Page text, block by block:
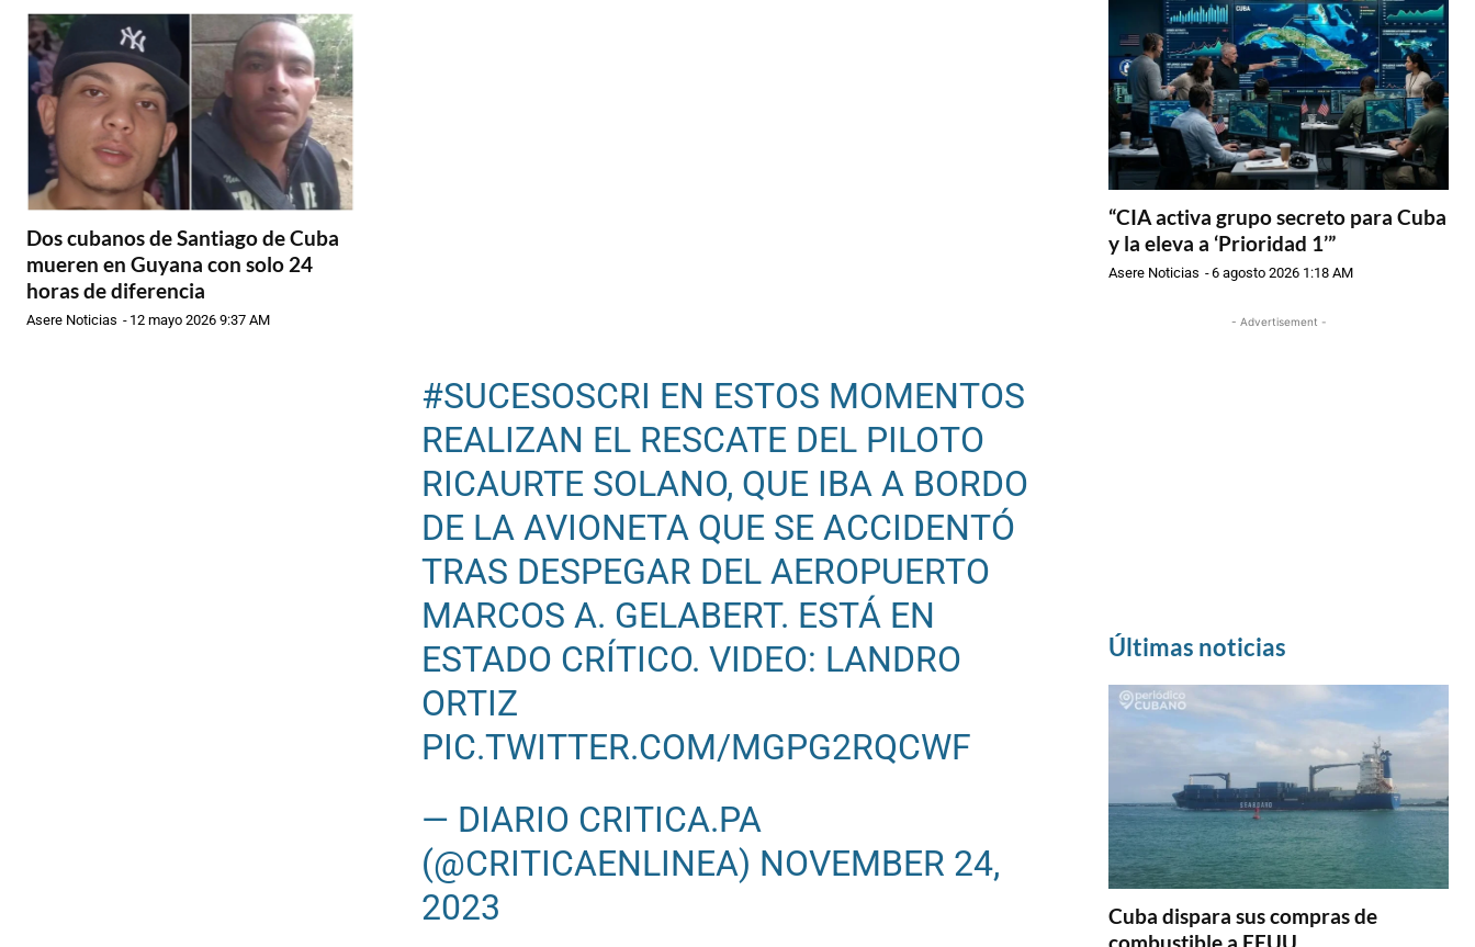
Dos cubanos de Santiago de Cuba
mueren en Guyana con solo 24
horas de diferencia
Asere Noticias - 12 mayo 2026 9:37 AM
#SUCESOSCRI EN ESTOS MOMENTOS
REALIZAN EL RESCATE DEL PILOTO
RICAURTE SOLANO, QUE IBA A BORDO
DE LA AVIONETA QUE SE ACCIDENTÓ
TRAS DESPEGAR DEL AEROPUERTO
MARCOS A. GELABERT. ESTÁ EN
ESTADO CRÍTICO. VIDEO: LANDRO
ORTIZ
PIC.TWITTER.COM/MGPG2RQCWF
— DIARIO CRITICA.PA
(@CRITICAENLINEA) NOVEMBER 24,
2023
“CIA activa grupo secreto para Cuba
y la eleva a ‘Prioridad 1’”
Asere Noticias -6 agosto 2026 1:18 AM
- Advertisement -
Últimas noticias
Cuba dispara sus compras de